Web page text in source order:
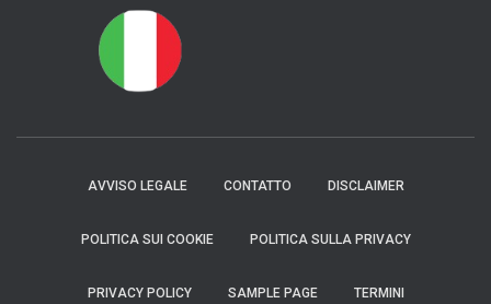
AVVISO LEGALE CONTATTO DISCLAIMER
POLITICA SUI COOKIE POLITICA SULLA PRIVACY
PRIVACY POLICY SAMPLE PAGE TERMINI